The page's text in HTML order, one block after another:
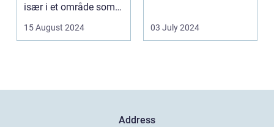
især i et område som
Frederiksberg, hv...
15 August 2024
spillea...
03 July 2024
Address